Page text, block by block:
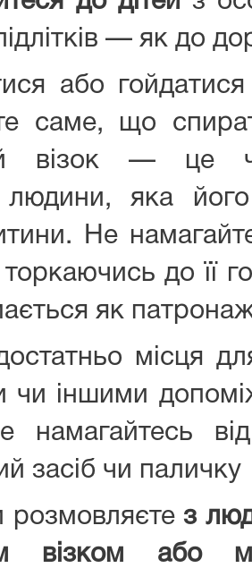
— як до
або
що
візок — це
людини, яка
Не
до її
як
місця
чи іншими
засіб чи паличку
розмовляєте з
візком або